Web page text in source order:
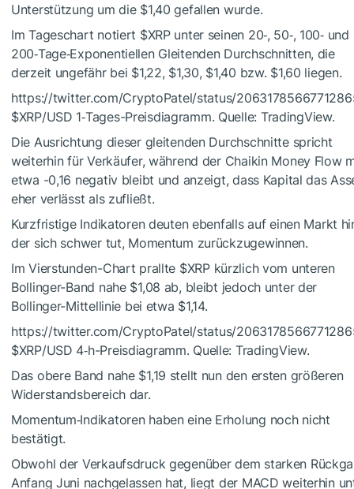
Unterstützung um die $1,40 gefallen wurde.
Im Tageschart notiert $XRPunter seinen 20‑, 50‑, 100‑ und
200‑Tage‑Exponentiellen Gleitenden Durchschnitten, die
derzeit ungefähr bei $1,22, $1,30, $1,40 bzw. $1,60 liegen.
https://twitter.com/CryptoPatel/status/
$XRP/USD 1‑Tages-Preisdiagramm. Quelle: TradingView.
Die Ausrichtung dieser gleitenden Durchschnitte spricht
weiterhin für Verkäufer, während der Chaikin Money Flow
etwa -0,16 negativ bleibt und anzeigt, dass Kapital das
eher verlässt als zufließt.
Kurzfristige Indikatoren deuten ebenfalls auf einen Markt
der sich schwer tut, Momentum zurückzugewinnen.
Im Vierstunden-Chart prallte $XRPkürzlich vom unteren
Bollinger-Band nahe $1,08 ab, bleibt jedoch unter der
Bollinger-Mittellinie bei etwa $1,14.
https://twitter.com/CryptoPatel/status/
$XRP/USD 4‑h-Preisdiagramm. Quelle: TradingView.
Das obere Band nahe $1,19 stellt nun den ersten größeren
Widerstandsbereich dar.
Momentum‑Indikatoren haben eine Erholung noch nicht
bestätigt.
Obwohl der Verkaufsdruck gegenüber dem starken
Anfang Juni nachgelassen hat, liegt der MACD weiterhin